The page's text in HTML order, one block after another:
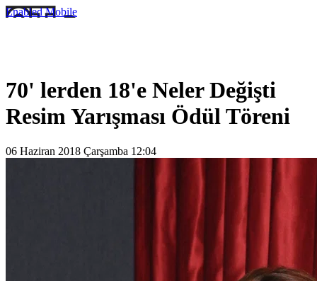
EnabledMobile
70' lerden 18'e Neler Değişti
Resim Yarışması Ödül Töreni
06 Haziran 2018 Çarşamba 12:04